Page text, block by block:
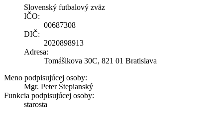
Slovenský futbalový zväz
IČO:
00687308
DIČ:
2020898913
Adresa:
Tomášikova 30C, 821 01 Bratislava
Meno podpisujúcej osoby:
Mgr. Peter Štepianský
Funkcia podpisujúcej osoby:
starosta